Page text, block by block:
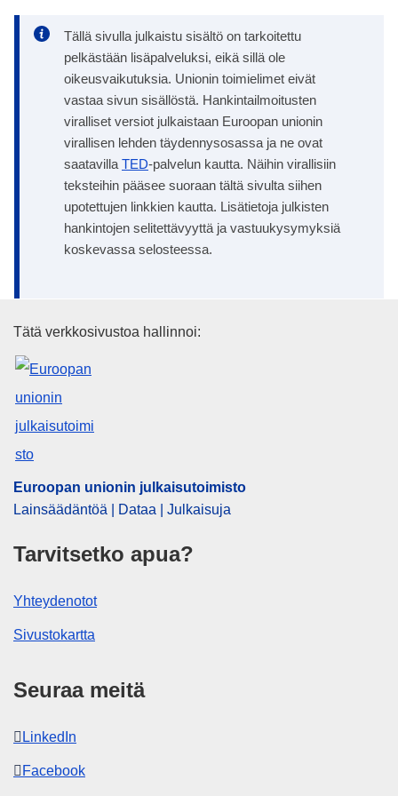
Tällä sivulla julkaistu sisältö on tarkoitettu
pelkästään lisäpalveluksi, eikä sillä ole
oikeusvaikutuksia. Unionin toimielimet eivät
vastaa sivun sisällöstä. Hankintailmoitusten
viralliset versiot julkaistaan Euroopan unionin
virallisen lehden täydennysosassa ja ne ovat
saatavilla TED-palvelun kautta. Näihin virallisiin
teksteihin pääsee suoraan tältä sivulta siihen
upotettujen linkkien kautta. Lisätietoja julkisten
hankintojen selitettävyyttä ja vastuukysymyksiä
koskevassa selosteessa.
Euroopan unionin
Tätä verkkosivustoa hallinnoi:
Euroopan unionin julkaisutoimisto
Lainsäädäntöä | Dataa | Julkaisuja
Tarvitsetko apua?
Yhteydenotot
Sivustokartta
Seuraa meitä
LinkedIn
Facebook